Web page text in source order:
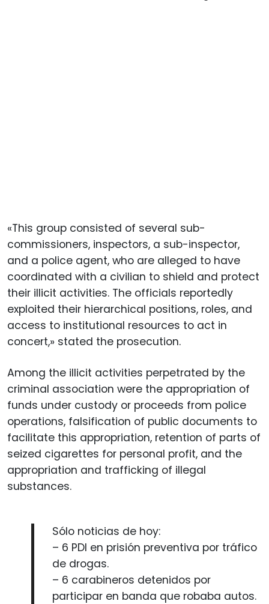
«This group consisted of several sub-
commissioners, inspectors, a sub-inspector,
and a police agent, who are alleged to have
coordinated with a civilian to shield and protect
their illicit activities. The officials reportedly
exploited their hierarchical positions, roles, and
access to institutional resources to act in
concert,» stated the prosecution.
Among the illicit activities perpetrated by the
criminal association were the appropriation of
funds under custody or proceeds from police
operations, falsification of public documents to
facilitate this appropriation, retention of parts of
seized cigarettes for personal profit, and the
appropriation and trafficking of illegal
substances.
Sólo noticias de hoy:
– 6 PDI en prisión preventiva por tráfico
de drogas.
– 6 carabineros detenidos por
participar en banda que robaba autos.